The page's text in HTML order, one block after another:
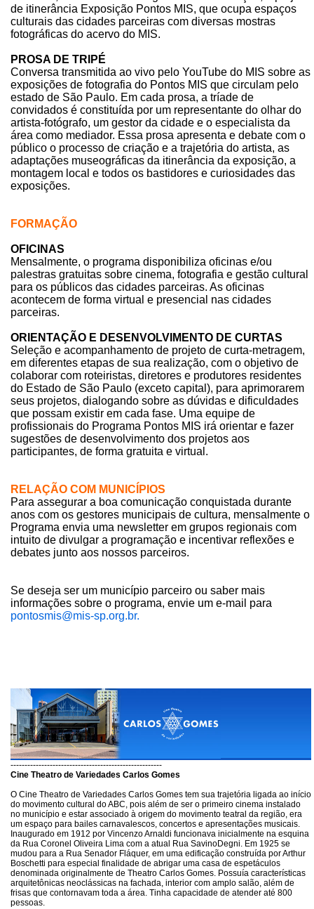
de itinerância Exposição Pontos MIS, que ocupa espaços
culturais das cidades parceiras com diversas mostras
fotográficas do acervo do MIS.
PROSA DE TRIPÉ
Conversa transmitida ao vivo pelo YouTube do MIS sobre as
exposições de fotografia do Pontos MIS que circulam pelo
estado de São Paulo. Em cada prosa, a tríade de
convidados é constituída por um representante do olhar do
artista-fotógrafo, um gestor da cidade e o especialista da
área como mediador. Essa prosa apresenta e debate com o
público o processo de criação e a trajetória do artista, as
adaptações museográficas da itinerância da exposição, a
montagem local e todos os bastidores e curiosidades das
exposições.
FORMAÇÃO
OFICINAS
Mensalmente, o programa disponibiliza oficinas e/ou
palestras gratuitas sobre cinema, fotografia e gestão cultural
para os públicos das cidades parceiras. As oficinas
acontecem de forma virtual e presencial nas cidades
parceiras.
ORIENTAÇÃO E DESENVOLVIMENTO DE CURTAS
Seleção e acompanhamento de projeto de curta-metragem,
em diferentes etapas de sua realização, com o objetivo de
colaborar com roteiristas, diretores e produtores residentes
do Estado de São Paulo (exceto capital), para aprimorarem
seus projetos, dialogando sobre as dúvidas e dificuldades
que possam existir em cada fase. Uma equipe de
profissionais do Programa Pontos MIS irá orientar e fazer
sugestões de desenvolvimento dos projetos aos
participantes, de forma gratuita e virtual.
RELAÇÃO COM MUNICÍPIOS
Para assegurar a boa comunicação conquistada durante
anos com os gestores municipais de cultura, mensalmente o
Programa envia uma newsletter em grupos regionais com
intuito de divulgar a programação e incentivar reflexões e
debates junto aos nossos parceiros.
Se deseja ser um município parceiro ou saber mais
informações sobre o programa, envie um e-mail para
pontosmis@mis-sp.org.br.
------------------------------------------------------
Cine Theatro de Variedades Carlos Gomes
O Cine Theatro de Variedades Carlos Gomes tem sua trajetória ligada ao início
do movimento cultural do ABC, pois além de ser o primeiro cinema instalado
no município e estar associado à origem do movimento teatral da região, era
um espaço para bailes carnavalescos, concertos e apresentações musicais.
Inaugurado em 1912 por Vincenzo Arnaldi funcionava inicialmente na esquina
da Rua Coronel Oliveira Lima com a atual Rua SavinoDegni. Em 1925 se
mudou para a Rua Senador Fláquer, em uma edificação construída por Arthur
Boschetti para especial finalidade de abrigar uma casa de espetáculos
denominada originalmente de Theatro Carlos Gomes. Possuía características
arquitetônicas neoclássicas na fachada, interior com amplo salão, além de
frisas que contornavam toda a área. Tinha capacidade de atender até 800
pessoas.